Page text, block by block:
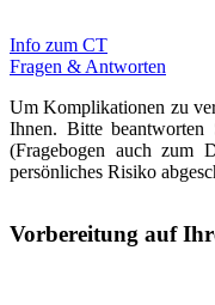
Info zum CT
Fra­gen & Ant­wor­ten
Um Kom­­pli­­ka­­tionen zu
Ihnen. Bit­te be­­antworten
(Frage­­bogen auch zum
persön­­liches Risi­ko
Vorbereitung auf